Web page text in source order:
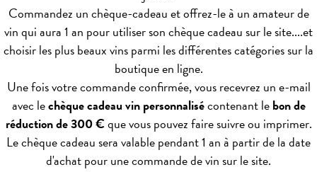
Commandez un chèque-cadeau et offrez-le à un amateur de
vin qui aura 1 an pour utiliser son chèque cadeau sur le site....et
choisir les plus beaux vins parmi les différentes catégories sur la
boutique en ligne.
Une fois votre commande confirmée, vous recevrez un e-mail
avec lechèque cadeau vin personnalisécontenant lebon de
réduction de 300 €que vous pouvez faire suivre ou imprimer.
Le chèque cadeau sera valable pendant 1 an à partir de la date
d'achat pour une commande de vin sur le site.